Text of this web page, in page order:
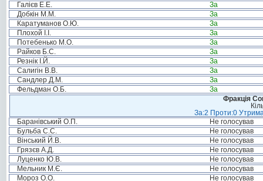
Галієв Е.Е.
За
Добкін М.М.
За
Каратуманов О.Ю.
За
Плохой І.І.
За
Потебенько М.О.
За
Райков Б.С.
За
Резнік І.Й.
За
Салигін В.В.
За
Сандлер Д.М.
За
Фельдман О.Б.
За
Фракція
За:2 Проти:0
Баранівський О.П.
Не голосував
Бульба С.С.
Не голосував
Вінський Й.В.
Не голосував
Грязєв А.Д.
Не голосував
Луценко Ю.В.
Не голосував
Мельник М.Є.
Не голосував
Мороз О.О.
Не голосував